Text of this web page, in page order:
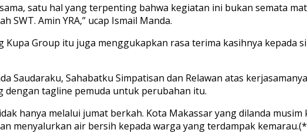
satu hal yang terpenting bahwa kegiatan ini bukan semata
SWT. Amin YRA,” ucap Ismail Manda.
Group itu juga menggukapkan rasa terima kasihnya kepada
Saudaraku, Sahabatku Simpatisan dan Relawan atas
dengan tagline pemuda untuk perubahan itu.
hanya melalui jumat berkah. Kota Makassar yang dilanda
menyalurkan air bersih kepada warga yang terdampak